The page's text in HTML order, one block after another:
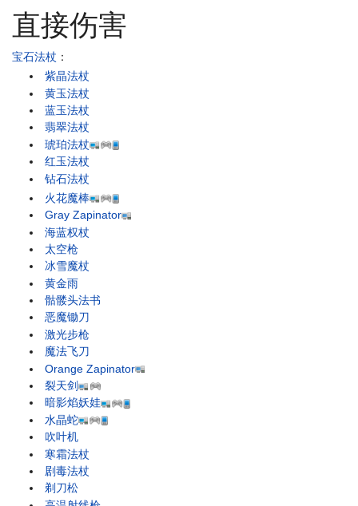
直接伤害
宝石法杖 ：
紫晶法杖
黄玉法杖
蓝玉法杖
翡翠法杖
琥珀法杖
红玉法杖
钻石法杖
火花魔棒
Gray Zapinator
海蓝权杖
太空枪
冰雪魔杖
黄金雨
骷髅头法书
恶魔锄刀
激光步枪
魔法飞刀
Orange Zapinator
裂天剑
暗影焰妖娃
水晶蛇
吹叶机
寒霜法杖
剧毒法杖
剃刀松